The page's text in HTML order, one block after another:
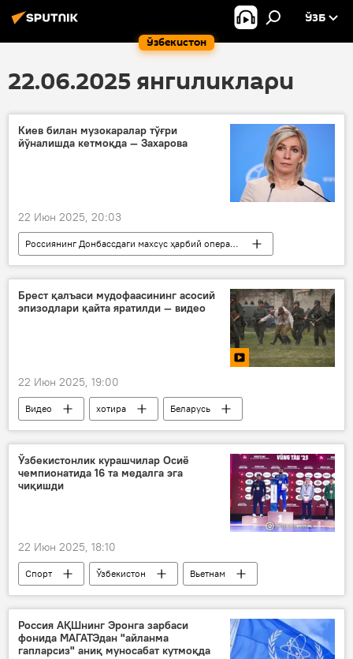
Ўзбекистон
ЎЗБ
22.06.2025 янгиликлари
Киев билан музокаралар тўғри
йўналишда кетмоқда — Захарова
22 Июн 2025, 20:03
Россиянинг Донбассдаги махсус ҳарбий операцияси
Дунё янгиликлари
Дунёда
Россия
Украина
Россия ТИВ
Мария Захарова
болалар
Брест қалъаси мудофаасининг асосий
эпизодлари қайта яратилди — видео
22 Июн 2025, 19:00
Видео хотира Беларусь
Ўзбекистонлик курашчилар Осиё
чемпионатида 16 та медалга эга
чиқишди
22 Июн 2025, 18:10
Спорт Ўзбекистон
Вьетнам
кураш
Россия АҚШнинг Эронга зарбаси
фонида МАГАТЭдан "айланма
гапларсиз" аниқ муносабат кутмоқда